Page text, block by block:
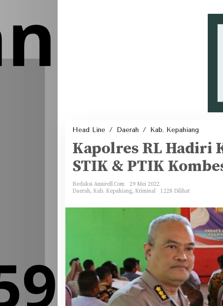
Head Line / Daerah / Kab. Kepahiang
Hadiri
Tim
dari
STIK
&
Kapolres RL Hadiri
STIK & PTIK
Redaksi Annirell.Com
29 Mei 2022
Daerah, Kab. Kepahiang, Kriminal 1228 Dilihat